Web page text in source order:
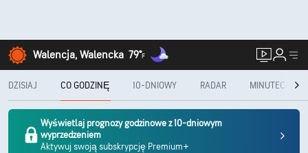
Walencja, Walencka 79°F
DZISIAJ CO GODZINĘ 10-DNIOWY RADAR MINUTECAST®
Wyświetlaj prognozy godzinowe z 10-dniowym
wyprzedzeniem
Aktywuj swoją subskrypcję Premium+